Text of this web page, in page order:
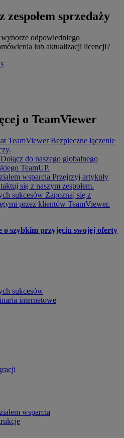
zespołem sprzedaży
odpowiedniego
lub aktualizacji licencji?
o TeamViewer
TeamViewer Bezpieczne łączenie
Dołącz do naszego globalnego
TeamUP.
wsparcia Przejrzyj artykuły
się z naszym zespołem.
sukcesów Zapoznaj się z
przez klientów TeamViewer.
o szybkim przyjęciu swojej oferty
sukcesów
internetowe
wsparcia